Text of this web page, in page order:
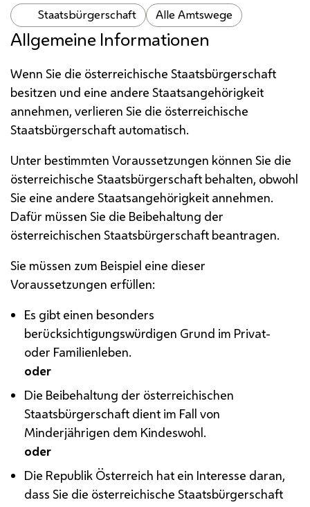
Staatsbürgerschaft Alle Amtswege
Allgemeine Informationen
Wenn Sie die österreichische Staatsbürgerschaft
besitzen und eine andere Staatsangehörigkeit
annehmen, verlieren Sie die österreichische
Staatsbürgerschaft automatisch.
Unter bestimmten Voraussetzungen können Sie die
österreichische Staatsbürgerschaft behalten, obwohl
Sie eine andere Staatsangehörigkeit annehmen.
Dafür müssen Sie die Beibehaltung der
österreichischen Staatsbürgerschaft beantragen.
Sie müssen zum Beispiel eine dieser
Voraussetzungen erfüllen:
Es gibt einen besonders
berücksichtigungswürdigen Grund im Privat-
oder Familienleben.
oder
Die Beibehaltung der österreichischen
Staatsbürgerschaft dient im Fall von
Minderjährigen dem Kindeswohl.
oder
Die Republik Österreich hat ein Interesse daran,
dass Sie die österreichische Staatsbürgerschaft